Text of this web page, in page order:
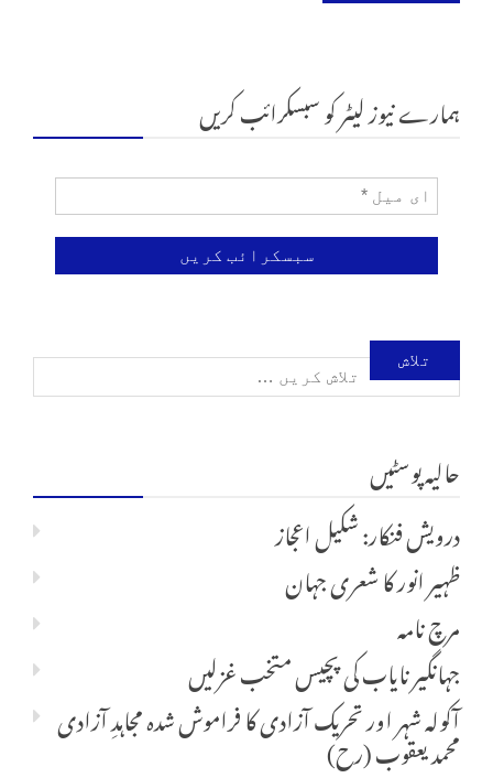
ہمارے نیوز لیٹر کو سبسکرائب کریں
تلاش
برائے:
حالیہ پوسٹیں
درویش فنکار: شکیل اعجاز
ظہیر انور کا شعری جہان
مرچ نامہ
جہانگیر نایاب کی پچیس متخب غزلیں
آکولہ شہر اور تحریک آزادی کا فراموش شدہ مجاہدِ آزادی
محمد یعقوب (رح)